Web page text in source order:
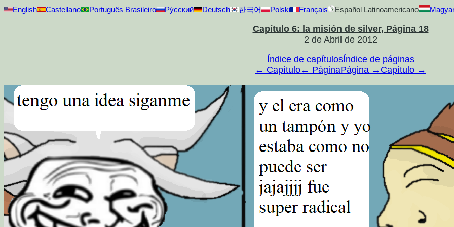
English Castellano Português Brasileiro Ру́сский Deutsch 한국어 Polski Français Español Latinoamericano
Capítulo 6: la misión de silver, Página 18
2 de Abril de 2012
Índice de capítulosÍndice de páginas
← Capítulo← PáginaPágina → Capítulo →